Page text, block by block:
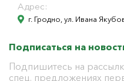
Адрес:
г. Гродно, ул. Ивана
Подписаться на
Подпишитесь на
спец. предложениях